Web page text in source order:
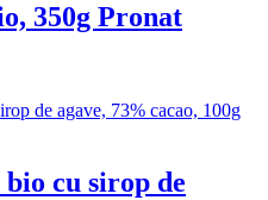
350g Pronat
cu sirop de